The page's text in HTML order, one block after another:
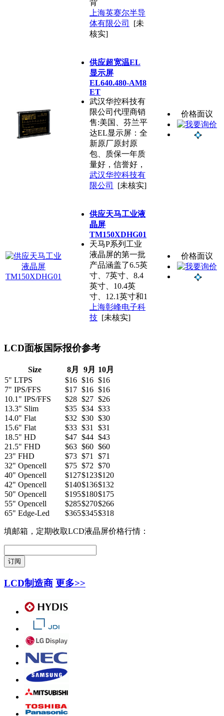
背
上海英赛尔半导
体有限公司
[未
核实]
供应超宽温EL
显示屏
EL640.480-AM8
ET
武汉华控科技有
限公司代理商销
售:美国、芬兰平
达EL显示屏：全
新原厂原封原
包、质保一年质
量好，信誉好，
武汉华控科技有
限公司
[未核实]
价格面议
供应天马工业液
晶屏
TM150XDHG01
天马P系列工业
液晶屏的第一批
产品涵盖了6.5英
寸、7英寸、8.4
英寸、10.4英
寸、12.1英寸和1
上海彰峰电子科
技 [未核实]
价格面议
LCD面板国际报价参考
Size 8月 9月 10月
5" LTPS
$16 $16 $16
7" IPS/FFS
$17 $16 $16
10.1" IPS/FFS
$28 $27 $26
13.3" Slim
$35 $34 $33
14.0" Flat
$32 $30 $30
15.6" Flat
$33 $31
$31
18.5" HD
$47 $44 $43
21.5" FHD
$63 $60 $60
23" FHD
$73 $71
$71
32" Opencell
$75 $72 $70
40" Opencell
$127$123$120
42" Opencell
$140$136$132
50" Opencell
$195$180$175
55" Opencell
$285$270$266
65" Edge-Led
$365$345$318
填邮箱，定期收取LCD液晶屏价格行情：
LCD制造商 更多>>